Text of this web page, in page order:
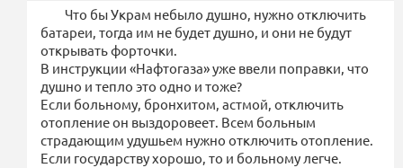
Что бы Украм небыло душно, нужно отключить
батареи, тогда им не будет душно, и они не будут
открывать форточки.
В инструкции «Нафтогаза» уже ввели поправки, что
душно и тепло это одно и тоже?
Если больному, бронхитом, астмой, отключить
отопление он выздоровеет. Всем больным
страдающим удушьем нужно отключить отопление.
Если государству хорошо, то и больному легче.